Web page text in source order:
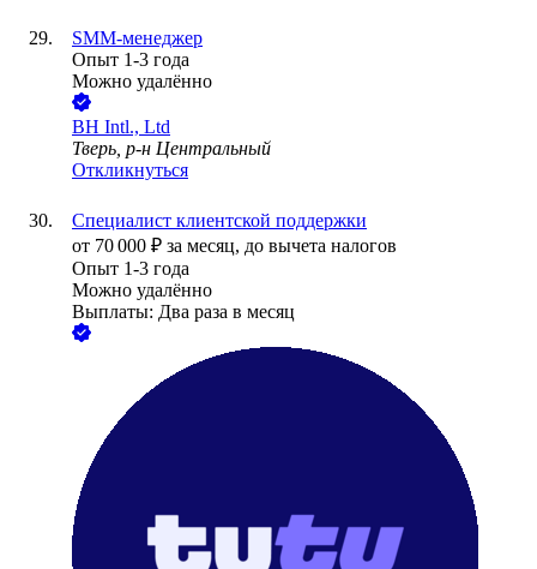
SMM-менеджер
Опыт 1-3 года
Можно удалённо
BH Intl., Ltd
Тверь, р-н Центральный
Откликнуться
Специалист клиентской поддержки
от 70 000 ₽ за месяц, до вычета налогов
Опыт 1-3 года
Можно удалённо
Выплаты: Два раза в месяц